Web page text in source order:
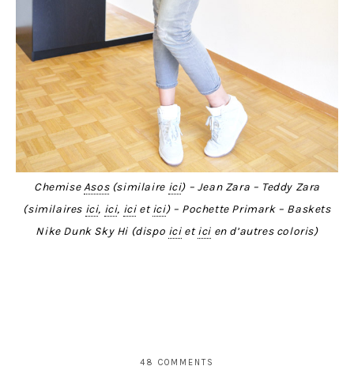
ChemiseAsos(similaire ici) – Jean Zara – Teddy Zara
(similaires ici, ici, icietici) – Pochette Primark – Baskets
Nike Dunk Sky Hi (dispo icieticien d’autres coloris)
48 COMMENTS